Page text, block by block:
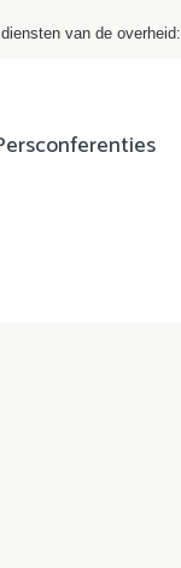
van de overheid: